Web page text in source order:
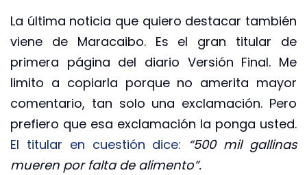
La última noticia que quiero destacar también
viene de Maracaibo. Es el gran titular de
primera página del diario Versión Final. Me
limito a copiarla porque no amerita mayor
comentario, tan solo una exclamación. Pero
prefiero que esa exclamación la ponga usted.
El titular en cuestión dice: “500 mil gallinas
mueren por falta de alimento”.